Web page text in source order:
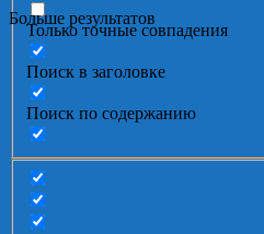
Больше результатов
Только точные совпадения
Поиск в заголовке
Поиск по содержанию